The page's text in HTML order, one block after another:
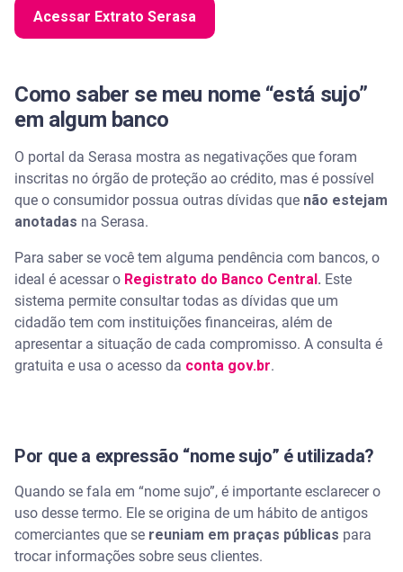
Acessar Extrato Serasa
Como saber se meu nome “está sujo”
em algum banco
O portal da Serasa mostra as negativações que foram
inscritas no órgão de proteção ao crédito, mas é possível
que o consumidor possua outras dívidas que não estejam
anotadas na Serasa.
Para saber se você tem alguma pendência com bancos, o
ideal é acessar o Registrato do Banco Central . Este
sistema permite consultar todas as dívidas que um
cidadão tem com instituições financeiras, além de
apresentar a situação de cada compromisso. A consulta é
gratuita e usa o acesso da conta gov.br.
Por que a expressão “nome sujo” é utilizada?
Quando se fala em “nome sujo”, é importante esclarecer o
uso desse termo. Ele se origina de um hábito de antigos
comerciantes que se reuniam em praças públicas para
trocar informações sobre seus clientes.